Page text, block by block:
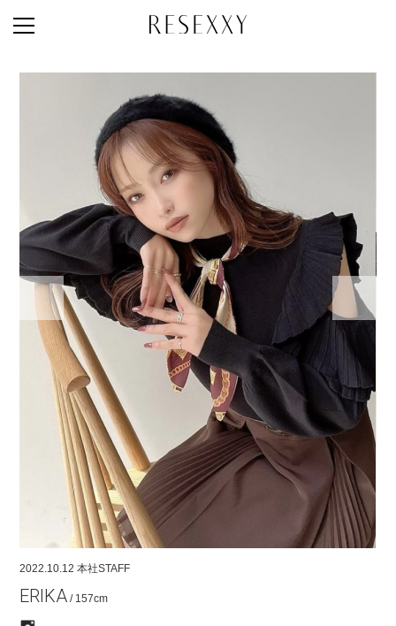
2022.10.12 本社STAFF
ERIKA / 157cm
LOOK BOOK
NEW ARRIVAL
RANKING
STYLE PHOTO
ACCOUNT
SHOP LIST
CONCEPT
ONLINE STORE
COMPANY
CONTACT
RECRUIT
FOR BUSINESS PARTNER